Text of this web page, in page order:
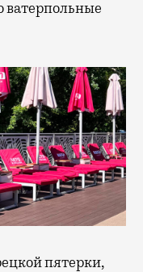
ватерпольные
пятерки,